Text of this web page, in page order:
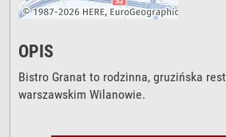
OPIS
Bistro Granat to rodzinna, gruzińska
warszawskim Wilanowie.